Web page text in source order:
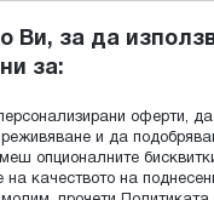
Търсене
ПОПИТАЙ
ХРАНИТЕЛНИ ДОБАВКИ
Ви, за да
за:
оферти, да
и да
опционалните
качеството на